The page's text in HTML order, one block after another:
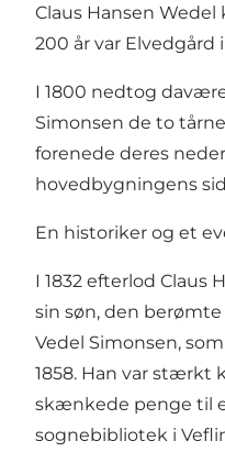
Claus Hansen Wedel
200 år var Elvedgård
I 1800 nedtog
Simonsen de to
forenede deres
hovedbygningens
En historiker og et
I 1832 efterlod Claus
sin søn, den
Vedel Simonsen,
1858. Han var stærkt
skænkede penge til
sognebibliotek i